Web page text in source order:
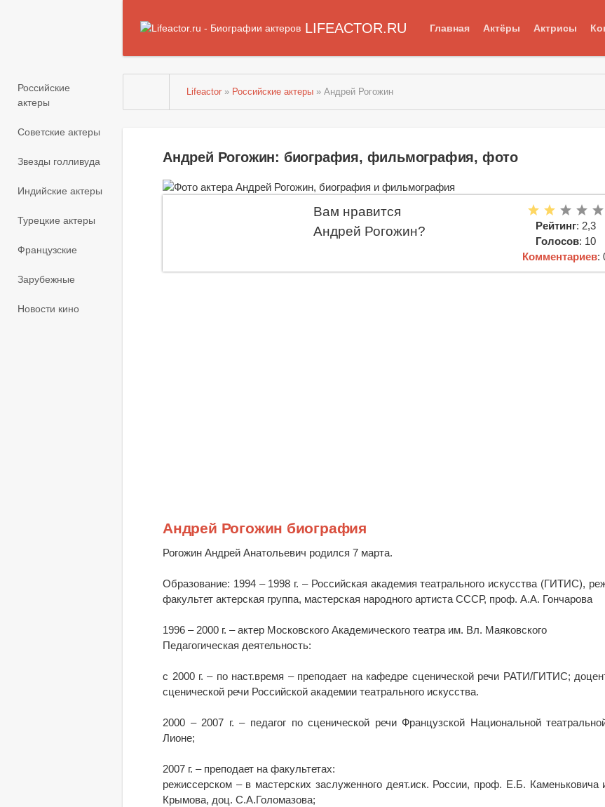
LIFEACTOR.RU Главная Актёры Актрисы
Российские
актеры
Советские актеры
Звезды голливуда
Индийские актеры
Турецкие актеры
Французские
Зарубежные
Новости кино
Lifeactor » Российские актеры » Андрей Рогожин
Андрей Рогожин: биография, фильмография, фото
Вам нравится
Андрей Рогожин?
Рейтинг: 2,3
Голосов: 10
Комментариев:
Андрей Рогожин биография
Рогожин Андрей Анатольевич родился 7 марта.
Образование: 1994 – 1998 г. – Российская академия театрального искусства (ГИТИС),
факультет актерская группа, мастерская народного артиста СССР, проф. А.А. Гончарова
1996 – 2000 г. – актер Московского Академического театра им. Вл. Маяковского
Педагогическая деятельность:
с 2000 г. – по наст.время – преподает на кафедре сценической речи РАТИ/ГИТИС;
сценической речи Российской академии театрального искусства.
2000 – 2007 г. – педагог по сценической речи Французской Национальной
Лионе;
2007 г. – преподает на факультетах:
режиссерском – в мастерских заслуженного деят.иск. России, проф. Е.Б.
Крымова, доц. С.А.Голомазова;